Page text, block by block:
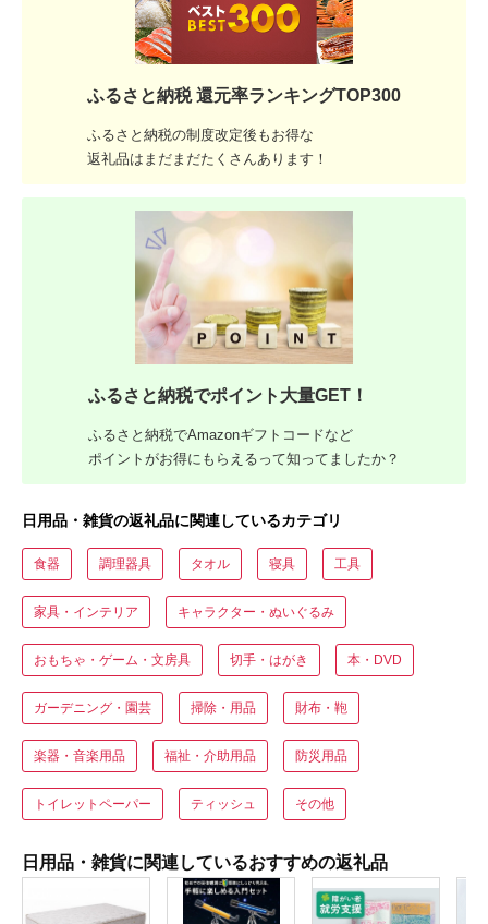
ふるさと納税 還元率ランキングTOP300
ふるさと納税の制度改定後もお得な
返礼品はまだまだたくさんあります！
ふるさと納税でポイント大量GET！
ふるさと納税でAmazonギフトコードなど
ポイントがお得にもらえるって知ってましたか？
日用品・雑貨の返礼品に関連しているカテゴリ
食器 調理器具 タオル 寝具 工具
家具・インテリア キャラクター・ぬいぐるみ
おもちゃ・ゲーム・文房具 切手・はがき 本・DVD
ガーデニング・園芸 掃除・用品 財布・鞄
楽器・音楽用品 福祉・介助用品 防災用品
トイレットペーパー ティッシュ その他
日用品・雑貨に関連しているおすすめの返礼品